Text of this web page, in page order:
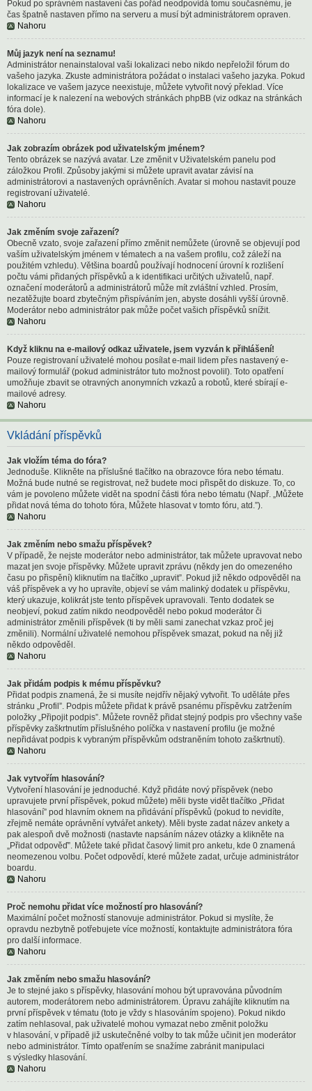
Pokud po správném nastavení čas pořád neodpovídá tomu současnému, je
čas špatně nastaven přímo na serveru a musí být administrátorem opraven.
Nahoru
Můj jazyk není na seznamu!
Administrátor nenainstaloval vaši lokalizaci nebo nikdo nepřeložil fórum do
vašeho jazyka. Zkuste administrátora požádat o instalaci vašeho jazyka. Pokud
lokalizace ve vašem jazyce neexistuje, můžete vytvořit nový překlad. Více
informací je k nalezení na webových stránkách phpBB (viz odkaz na stránkách
fóra dole).
Nahoru
Jak zobrazím obrázek pod uživatelským jménem?
Tento obrázek se nazývá avatar. Lze změnit v Uživatelském panelu pod
záložkou Profil. Způsoby jakými si můžete upravit avatar závisí na
administrátorovi a nastavených oprávněních. Avatar si mohou nastavit pouze
registrovaní uživatelé.
Nahoru
Jak změním svoje zařazení?
Obecně vzato, svoje zařazení přímo změnit nemůžete (úrovně se objevují pod
vaším uživatelským jménem v tématech a na vašem profilu, což záleží na
použitém vzhledu). Většina boardů používají hodnocení úrovní k rozlišení
počtu vámi přidaných příspěvků a k identifikaci určitých uživatelů, např.
označení moderátorů a administrátorů může mít zvláštní vzhled. Prosím,
nezatěžujte board zbytečným přispíváním jen, abyste dosáhli vyšší úrovně.
Moderátor nebo administrátor pak může počet vašich příspěvků snížit.
Nahoru
Když kliknu na e-mailový odkaz uživatele, jsem vyzván k přihlášení!
Pouze registrovaní uživatelé mohou posílat e-mail lidem přes nastavený e-
mailový formulář (pokud administrátor tuto možnost povolil). Toto opatření
umožňuje zbavit se otravných anonymních vzkazů a robotů, které sbírají e-
mailové adresy.
Nahoru
Vkládání příspěvků
Jak vložím téma do fóra?
Jednoduše. Klikněte na příslušné tlačítko na obrazovce fóra nebo tématu.
Možná bude nutné se registrovat, než budete moci přispět do diskuze. To, co
vám je povoleno můžete vidět na spodní části fóra nebo tématu (Např. „Můžete
přidat nová téma do tohoto fóra, Můžete hlasovat v tomto fóru, atd.”).
Nahoru
Jak změním nebo smažu příspěvek?
V případě, že nejste moderátor nebo administrátor, tak můžete upravovat nebo
mazat jen svoje příspěvky. Můžete upravit zprávu (někdy jen do omezeného
času po přispění) kliknutím na tlačítko „upravit”. Pokud již někdo odpověděl na
váš příspěvek a vy ho upravíte, objeví se vám malinký dodatek u příspěvku,
který ukazuje, kolikrát jste tento příspěvek upravovali. Tento dodatek se
neobjeví, pokud zatím nikdo neodpověděl nebo pokud moderátor či
administrátor změnili příspěvek (ti by měli sami zanechat vzkaz proč jej
změnili). Normální uživatelé nemohou příspěvek smazat, pokud na něj již
někdo odpověděl.
Nahoru
Jak přidám podpis k mému příspěvku?
Přidat podpis znamená, že si musíte nejdřív nějaký vytvořit. To uděláte přes
stránku „Profil”. Podpis můžete přidat k právě psanému příspěvku zatržením
položky „Připojit podpis”. Můžete rovněž přidat stejný podpis pro všechny vaše
příspěvky zaškrtnutím příslušného políčka v nastavení profilu (je možné
nepřidávat podpis k vybraným příspěvkům odstraněním tohoto zaškrtnutí).
Nahoru
Jak vytvořím hlasování?
Vytvoření hlasování je jednoduché. Když přidáte nový příspěvek (nebo
upravujete první příspěvek, pokud můžete) měli byste vidět tlačítko „Přidat
hlasování” pod hlavním oknem na přidávání příspěvků (pokud to nevidíte,
zřejmě nemáte oprávnění vytvářet ankety). Měli byste zadat název ankety a
pak alespoň dvě možnosti (nastavte napsáním název otázky a klikněte na
„Přidat odpověď”. Můžete také přidat časový limit pro anketu, kde 0 znamená
neomezenou volbu. Počet odpovědí, které můžete zadat, určuje administrátor
boardu.
Nahoru
Proč nemohu přidat více možností pro hlasování?
Maximální počet možností stanovuje administrátor. Pokud si myslíte, že
opravdu nezbytně potřebujete více možností, kontaktujte administrátora fóra
pro další informace.
Nahoru
Jak změním nebo smažu hlasování?
Je to stejné jako s příspěvky, hlasování mohou být upravována původním
autorem, moderátorem nebo administrátorem. Úpravu zahájíte kliknutím na
první příspěvek v tématu (toto je vždy s hlasováním spojeno). Pokud nikdo
zatím nehlasoval, pak uživatelé mohou vymazat nebo změnit položku
v hlasování, v případě již uskutečněné volby to tak může učinit jen moderátor
nebo administrátor. Tímto opatřením se snažíme zabránit manipulaci
s výsledky hlasování.
Nahoru